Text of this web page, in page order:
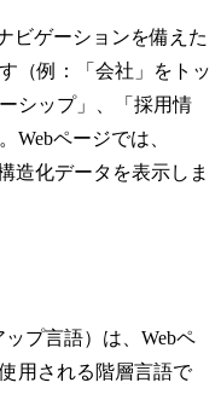
ビゲーションを備えた
（例：「会社」をトッ
シップ」、「採用情
Webページでは、
造化データを表示しま
プ言語）は、Webペ
用される階層言語で